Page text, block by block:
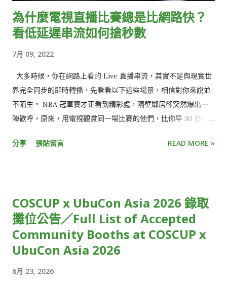
為什麼電視直播比賽總是比網路快？
看低延遲串流如何搶秒數
7月 09, 2022
大多時候，你在網路上看的 Live 直播串流，其實不是與現實世
界完全同步的即時轉播，先看看以下這些場景，相信對你來說並
不陌生。 NBA 冠軍賽才正看到精彩處，隔壁鄰居卻突然爆出一
陣歡呼，原來，用電視觀賞同一場比賽的他們，比你早 30 秒歡
文熱烈討論比賽結果。 就像電影被暴雷一樣，少了即時參與的驚
年，只有你還停留在前一年。 雖然從絕對時間來看，這些狀況都
僅有延遲短短幾秒鐘，但在體感上，觀賞體驗卻大受影響，用
「失之毫釐，差之千里」來形容再恰當不過。 使用直播串流時，
為什麼你的世界總是比別人慢幾秒？原因正是「串流延遲」。 從
後，直到觀眾端螢幕出現畫面的時間差。 一般來說，有線電視直
分享 張貼留言 READ MORE »
COSCUP x UbuCon Asia 2026 錄取
攤位公告／Full List of Accepted
Community Booths at COSCUP x
UbuCon Asia 2026
6月 23, 2026